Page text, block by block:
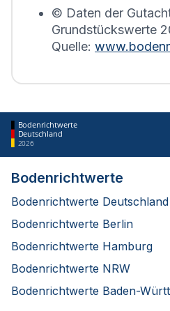
© Daten der
Grundstückswerte
Quelle:
Bodenrichtwerte
Deutschland
2026
Bodenrichtwerte
Bodenrichtwerte Deutschland
Bodenrichtwerte Berlin
Bodenrichtwerte Hamburg
Bodenrichtwerte NRW
Bodenrichtwerte Baden-